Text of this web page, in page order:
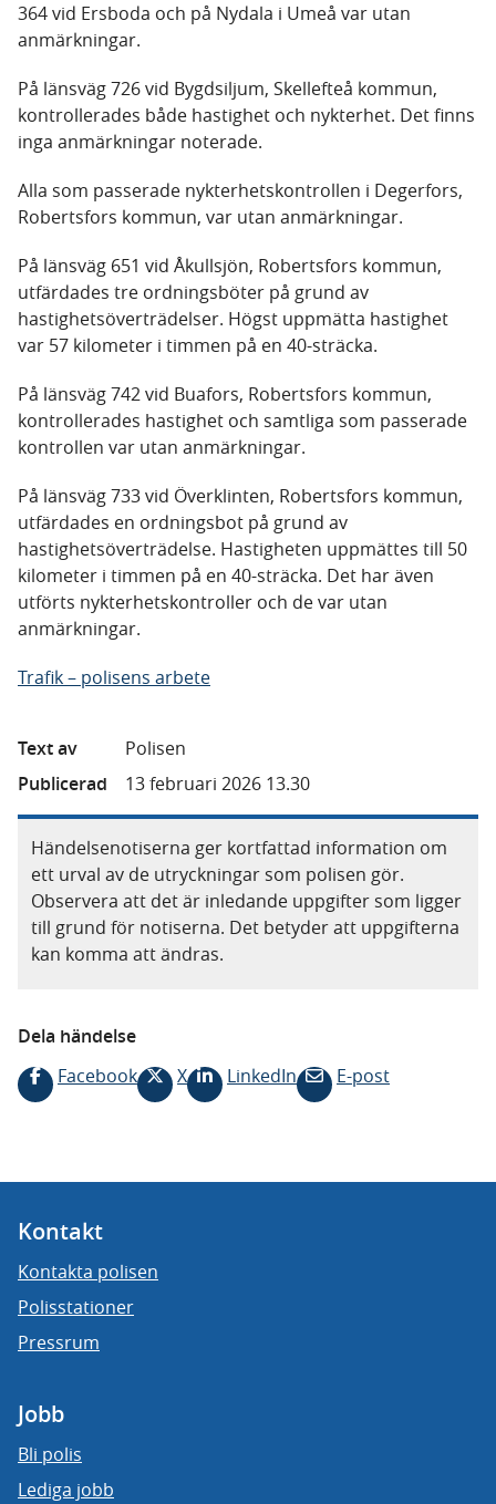
364 vid Ersboda och på Nydala i Umeå var utan
anmärkningar.
På länsväg 726 vid Bygdsiljum, Skellefteå kommun,
kontrollerades både hastighet och nykterhet. Det finns
inga anmärkningar noterade.
Alla som passerade nykterhetskontrollen i Degerfors,
Robertsfors kommun, var utan anmärkningar.
På länsväg 651 vid Åkullsjön, Robertsfors kommun,
utfärdades tre ordningsböter på grund av
hastighetsöverträdelser. Högst uppmätta hastighet
var 57 kilometer i timmen på en 40-sträcka.
På länsväg 742 vid Buafors, Robertsfors kommun,
kontrollerades hastighet och samtliga som passerade
kontrollen var utan anmärkningar.
På länsväg 733 vid Överklinten, Robertsfors kommun,
utfärdades en ordningsbot på grund av
hastighetsöverträdelse. Hastigheten uppmättes till 50
kilometer i timmen på en 40-sträcka. Det har även
utförts nykterhetskontroller och de var utan
anmärkningar.
Trafik – polisens arbete
Text av
Polisen
Publicerad
13 februari 2026 13.30
Händelsenotiserna ger kortfattad information om
ett urval av de utryckningar som polisen gör.
Observera att det är inledande uppgifter som ligger
till grund för notiserna. Det betyder att uppgifterna
kan komma att ändras.
Dela händelse
Facebook
X LinkedIn E-post
Kontakt
Kontakta polisen
Polisstationer
Pressrum
Jobb
Bli polis
Lediga jobb